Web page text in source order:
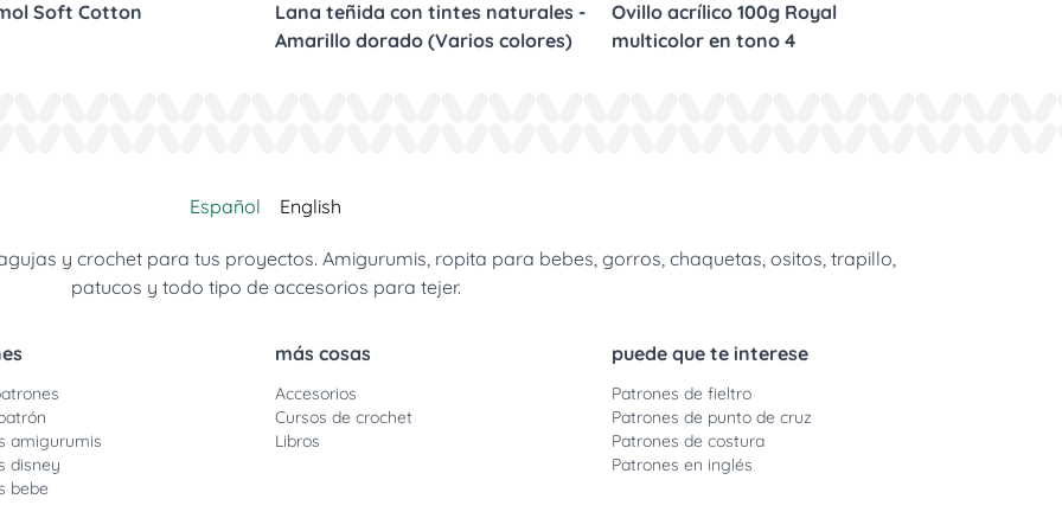
Soft Cotton
Lana teñida con tintes naturales -
Amarillo dorado (Varios colores)
Ovillo acrílico 100g Royal
multicolor en tono 4
Español English
y crochet para tus proyectos. Amigurumis, ropita para bebes, gorros, chaquetas, ositos, trapillo,
patucos y todo tipo de accesorios para tejer.
amigurumis
disney
bebe
más cosas
Accesorios
Cursos de crochet
Libros
puede que te interese
Patrones de fieltro
Patrones de punto de cruz
Patrones de costura
Patrones en inglés